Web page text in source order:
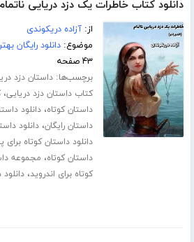
دانلود کتاب خاطرات یک دزد دریایی
از:آزاده دریکوندی
موضوع:دانلود رایگان
۴۳ صفحه
برچسب‌ها:داستان دزد
کتاب داستان دزد دریایی،
داستان کوتاه،دانلود
داستان رایگان،دانلود
دانلود داستان کوتاه
داستان کوتاه، مجموعه
کوتاه برای اندروید،